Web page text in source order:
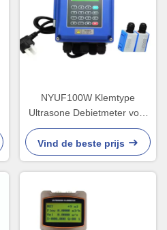
NYUF100W Klemtype
Ultrasone Debietmeter voor
Debiet- en Warmtemeting
Vind de beste prijs